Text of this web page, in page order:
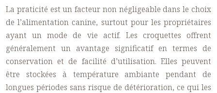
La praticité est un facteur non négligeable dans le choix
de l’alimentation canine, surtout pour les propriétaires
ayant un mode de vie actif. Les croquettes offrent
généralement un avantage significatif en termes de
conservation et de facilité d’utilisation. Elles peuvent
être stockées à température ambiante pendant de
longues périodes sans risque de détérioration, ce qui les